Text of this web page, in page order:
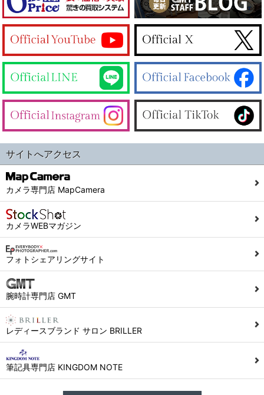
サイトへアクセス
カメラ専門店 MapCamera
カメラWEBマガジン
フォトシェアリングサイト
腕時計専門店 GMT
レディースブランド サロン BRILLER
筆記具専門店 KINGDOM NOTE